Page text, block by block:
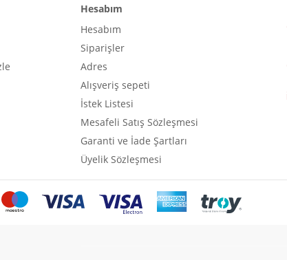
Hesabım
Hesabım
Siparişler
Adres
Alışveriş sepeti
İstek Listesi
Mesafeli Satış Sözleşmesi
Garanti ve İade Şartları
Üyelik Sözleşmesi